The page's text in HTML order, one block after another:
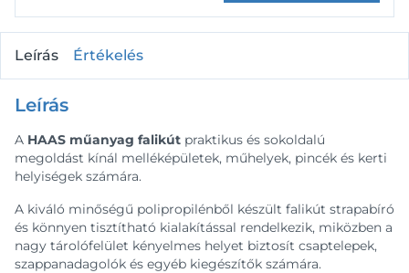
Leírás Értékelés
Leírás
A HAAS műanyag falikút praktikus és sokoldalú
megoldást kínál melléképületek, műhelyek, pincék és kerti
helyiségek számára.
A kiváló minőségű polipropilénből készült falikút strapabíró
és könnyen tisztítható kialakítással rendelkezik, miközben a
nagy tárolófelület kényelmes helyet biztosít csaptelepek,
szappanadagolók és egyéb kiegészítők számára.